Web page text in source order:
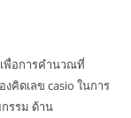
พื่อการคำนวณที่
คิดเลข casio ในการ
รรม ด้าน